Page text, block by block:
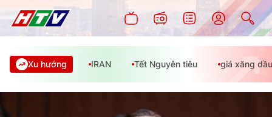
Xu hướng IRAN Tết Nguyên tiêu giá xăng dầu